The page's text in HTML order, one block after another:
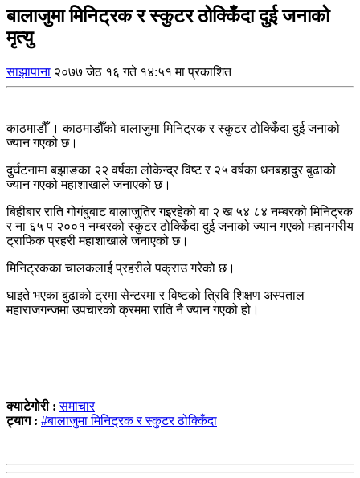
बालाजुमा मिनिट्रक र स्कुटर ठोक्किँदा दुई जनाको
मृत्यु
साझापाना २०७७ जेठ १६ गते १४:५१ मा प्रकाशित
काठमाडौँ । काठमाडौँको बालाजुमा मिनिट्रक र स्कुटर ठोक्किँदा दुई जनाको
ज्यान गएको छ।
दुर्घटनामा बझाङका २२ वर्षका लोकेन्द्र विष्ट र २५ वर्षका धनबहादुर बुढाको
ज्यान गएको महाशाखाले जनाएको छ।
बिहीबार राति गोगंबुबाट बालाजुतिर गइरहेको बा २ ख ५४ ८४ नम्बरको मिनिट्रक
र ना ६५ प २००१ नम्बरको स्कुटर ठोक्किँदा दुई जनाको ज्यान गएको महानगरीय
ट्राफिक प्रहरी महाशाखाले जनाएको छ।
मिनिट्रकका चालकलाई प्रहरीले पक्राउ गरेको छ।
घाइते भएका बुढाको ट्रमा सेन्टरमा र विष्टको त्रिवि शिक्षण अस्पताल
महाराजगन्जमा उपचारको क्रममा राति नै ज्यान गएको हो।
क्याटेगोरी :समाचार
ट्याग : #बालाजुमा मिनिट्रक र स्कुटर ठोक्किँदा